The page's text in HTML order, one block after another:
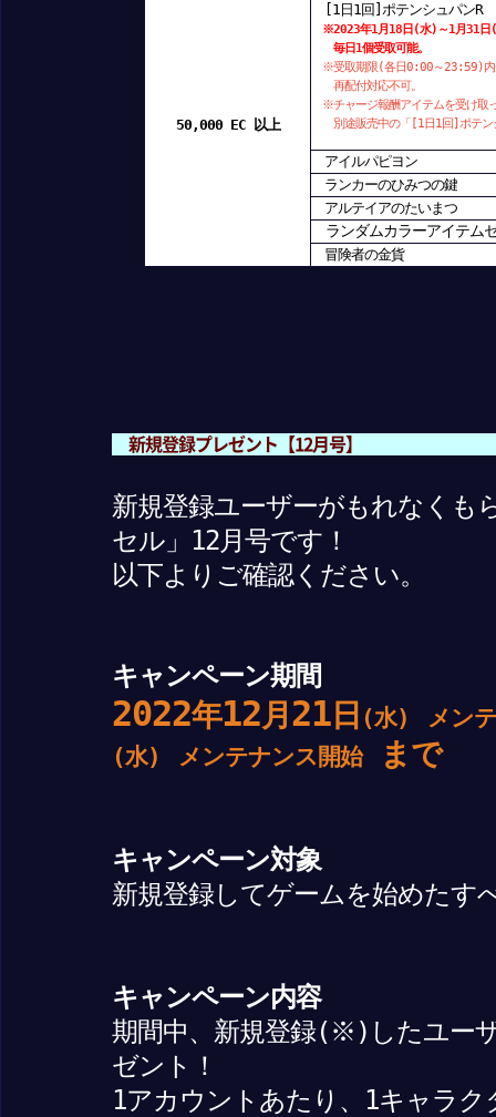
50,000 EC 以上
[1日 1回 ポテンシュパンR
※2023年1月18日(水) ～1月31日(
毎日1個受取可能。
※受取期限(各日0:00～23:59)
再配付対応不可。
※チャージ報酬アイテムを受け取
別途販売中の「 [1日1回]ポテン
アイルパピヨン
ランカーのひみつの鍵
アルテイアのたいまつ
ランダムカラーアイテム
冒険者の金貨
新規登録プレゼント【12月号】
新規登録ユーザーがもれなくも
セル」12月号です！
以下よりご確認ください。
キャンペーン期間
2022年12月 21 日 (水)
メン
(水)
メンテナンス開始まで
キャンペーン対象
新規登録してゲームを始めたす
キャンペーン内容
期間中、新規登録(※)したユー
ゼント！
1アカウントあたり、1キャラ